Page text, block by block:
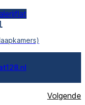
Volgende